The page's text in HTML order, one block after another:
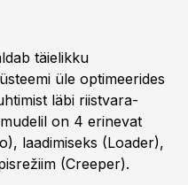
täielikku
üle optimeerides
läbi riistvara-
on 4 erinevat
laadimiseks (Loader),
(Creeper).